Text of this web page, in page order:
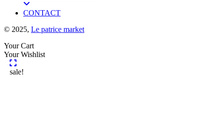
CONTACT
© 2025, Le patrice market
Your Cart
Your Wishlist
sale!